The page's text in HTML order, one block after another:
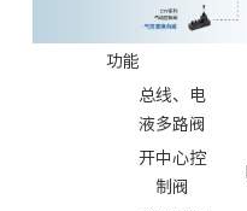
功能
总线、电
液多路阀
开中心控
制阀